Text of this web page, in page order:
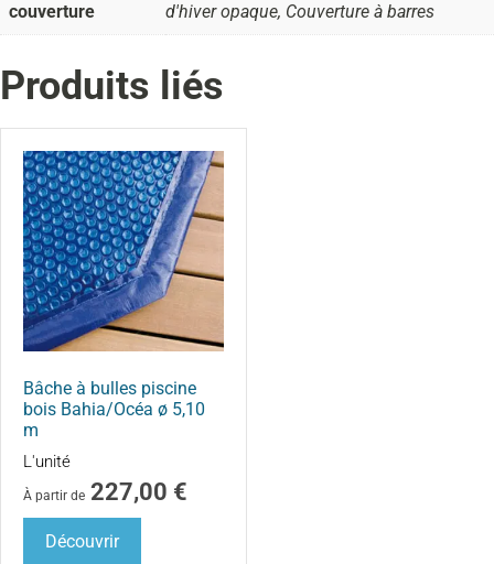
couverture d'hiver opaque, Couverture à barres
Produits liés
Bâche à bulles piscine
bois Bahia/Océa ø 5,10
m
L'unité
À partir de 227,00 €
Découvrir